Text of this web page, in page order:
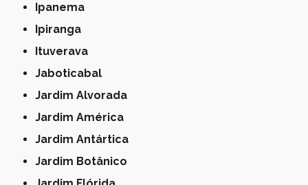
Ipanema
Ipiranga
Ituverava
Jaboticabal
Jardim Alvorada
Jardim América
Jardim Antártica
Jardim Botânico